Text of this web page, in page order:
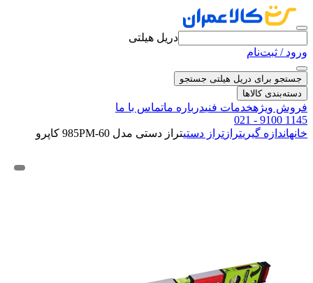
دریل هیلتی
ورود / ثبت‌نام
جستجو برای دریل هیلتی جستجو
دسته‌بندی کالاها
فروش ویژهخدمات فنیدرباره ماتماس با ما
021 - 9100 1145
خانهاندازه گیریتراز تراز دستیتراز دستی مدل 985PM-60 کاپرو